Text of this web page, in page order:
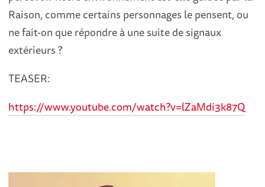
Raison, comme certains personnages le pensent, ou
ne fait-on que répondre à une suite de signaux
extérieurs ?
TEASER:
https://www.youtube.com/watch?v=lZaMdi3k87Q